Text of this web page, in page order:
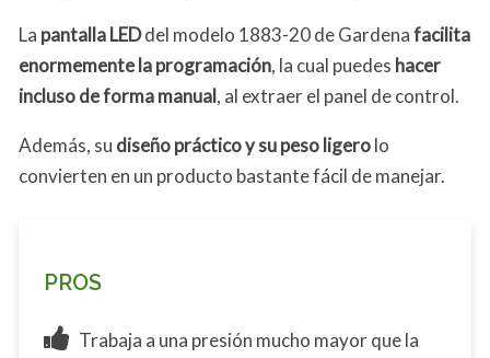
La pantalla LEDdel modelo 1883-20 de Gardenafacilita
enormemente la programación, la cual puedes hacer
incluso de forma manual, al extraer el panel de control.
Además, su diseño práctico y su peso ligerolo
convierten en un producto bastante fácil de manejar.
PROS
Trabaja a una presión mucho mayor que la